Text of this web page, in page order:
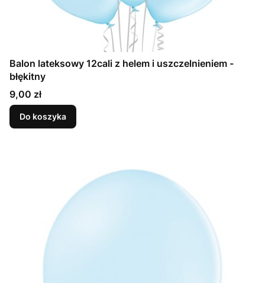
Balon lateksowy 12cali z helem i uszczelnieniem -
błękitny
Cena
9,00 zł
Do koszyka